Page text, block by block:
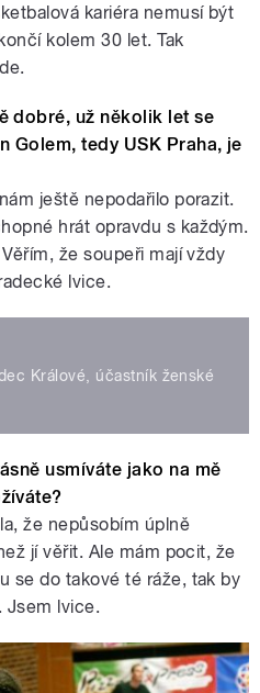
kariéra nemusí být
kolem 30 let. Tak
dobré, už několik let se
Golem, tedy USK Praha, je
ještě nepodařilo porazit.
hrát opravdu s každým.
že soupeři mají vždy
lvice.
Králové, účastník ženské
usmíváte jako na mě
že nepůsobím úplně
jí věřit. Ale mám pocit, že
se do takové té ráže, tak by
Jsem lvice.